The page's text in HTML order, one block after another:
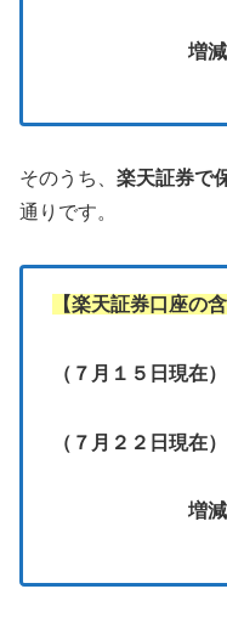
そのうち、 楽天証券で
通りです。
【楽天証券口座の含
（７月１５日現在）
（７月２２日現在）
増減